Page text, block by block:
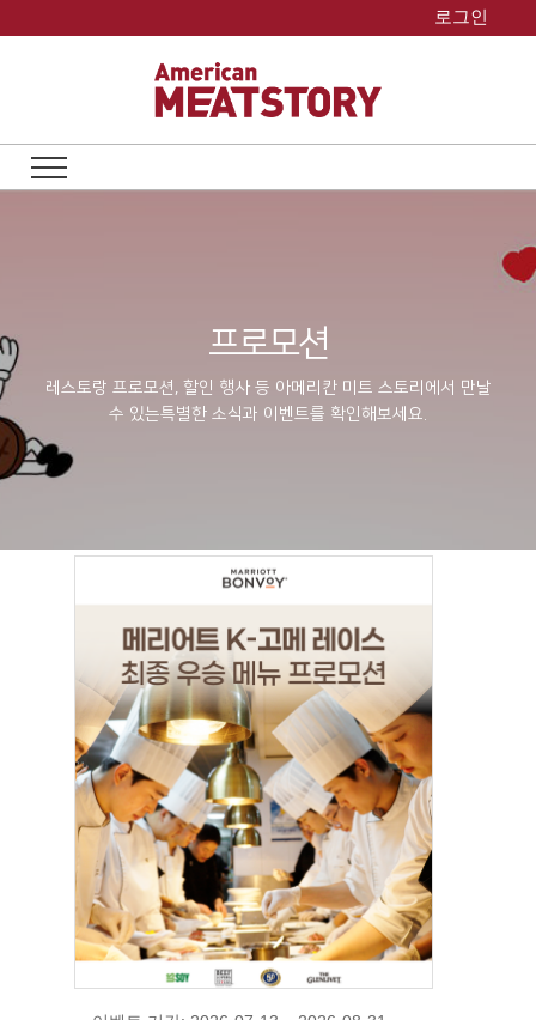
로그인
프로모션
레스토랑 프로모션, 할인 행사 등 아메리칸 미트 스토리에서 만날
수 있는특별한 소식과 이벤트를 확인해보세요.